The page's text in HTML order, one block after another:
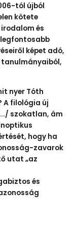
tól újból
kötete
és
képet adó,
nyer Tóth
A filológia új
szokatlan, ám
hogy ha
zavarok
utat „az
és